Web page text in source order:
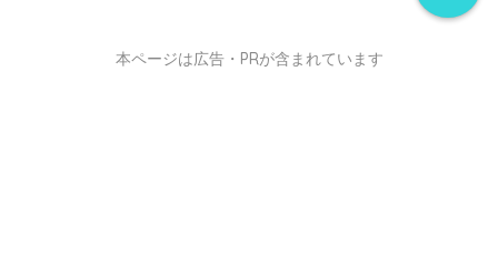
本ページは広告・PRが含まれています